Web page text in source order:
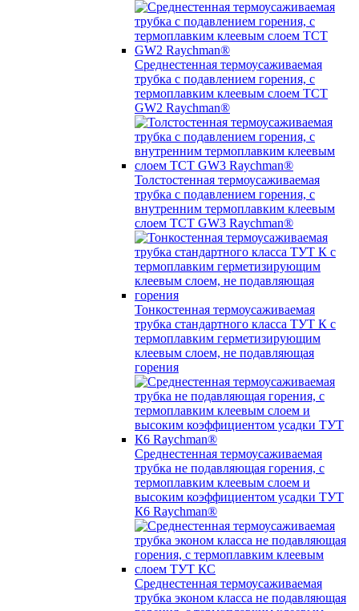
Среднестенная термоусаживаемая
трубка c подавлением горения, с
термоплавким клеевым слоем TCT
GW2 Raychman®
Толстостенная термоусаживаемая
трубка c подавлением горения, с
внутренним термоплавким клеевым
слоем TCT GW3 Raychman®
Тонкостенная термоусаживаемая
трубка стандартного класса ТУТ К с
термоплавким герметизирующим
клеевым слоем, не подавляющая
горения
Среднестенная термоусаживаемая
трубка не подавляющая горения, с
термоплавким клеевым слоем и
высоким коэффициентом усадки ТУТ
К6 Raychman®
Среднестенная термоусаживаемая
трубка эконом класса не подавляющая